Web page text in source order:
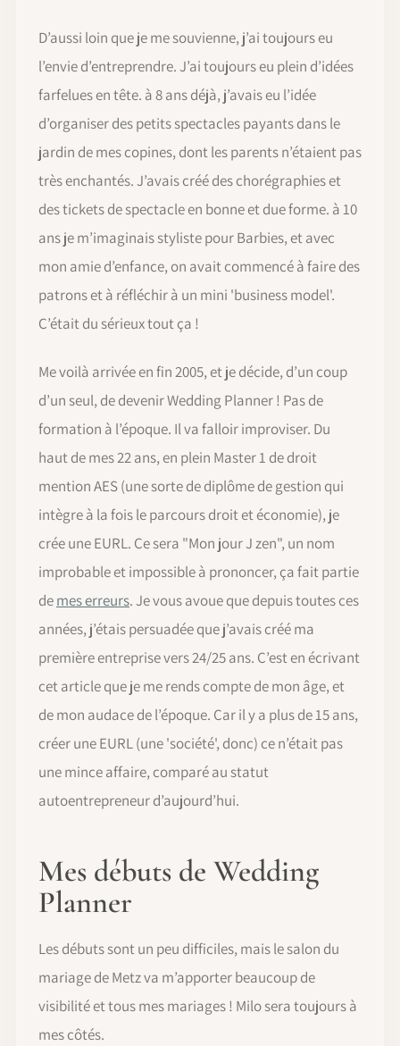
D’aussi loin que je me souvienne, j’ai toujours eu
l’envie d’entreprendre. J’ai toujours eu plein d’idées
farfelues en tête. à 8 ans déjà, j’avais eu l’idée
d’organiser des petits spectacles payants dans le
jardin de mes copines, dont les parents n’étaient pas
très enchantés. J’avais créé des chorégraphies et
des tickets de spectacle en bonne et due forme. à 10
ans je m’imaginais styliste pour Barbies, et avec
mon amie d’enfance, on avait commencé à faire des
patrons et à réfléchir à un mini 'business model'.
C’était du sérieux tout ça !
Me voilà arrivée en fin 2005, et je décide, d’un coup
d’un seul, de devenir Wedding Planner ! Pas de
formation à l’époque. Il va falloir improviser. Du
haut de mes 22 ans, en plein Master 1 de droit
mention AES (une sorte de diplôme de gestion qui
intègre à la fois le parcours droit et économie), je
crée une EURL. Ce sera "Mon jour J zen", un nom
improbable et impossible à prononcer, ça fait partie
demes erreurs. Je vous avoue que depuis toutes ces
années, j’étais persuadée que j’avais créé ma
première entreprise vers 24/25 ans. C’est en écrivant
cet article que je me rends compte de mon âge, et
de mon audace de l’époque. Car il y a plus de 15 ans,
créer une EURL (une 'société', donc) ce n’était pas
une mince affaire, comparé au statut
autoentrepreneur d’aujourd’hui.
Mes débuts de Wedding
Planner
Les débuts sont un peu difficiles, mais le salon du
mariage de Metz va m’apporter beaucoup de
visibilité et tous mes mariages ! Milo sera toujours à
mes côtés.